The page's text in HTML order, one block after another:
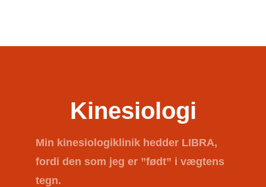
Kinesiologi
Min kinesiologiklinik hedder LIBRA,
fordi den som jeg er ”født” i vægtens
tegn.